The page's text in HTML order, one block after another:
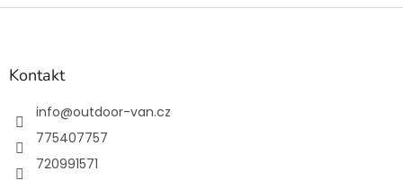
Z
Kontakt
info@outdoor-van.cz
775407757
720991571